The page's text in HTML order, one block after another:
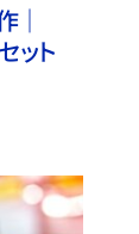
｜
ット